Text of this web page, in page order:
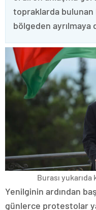
topraklarda
bölgeden ayrılmaya
Burası
Yenilginin ardından
günlerce protestolar